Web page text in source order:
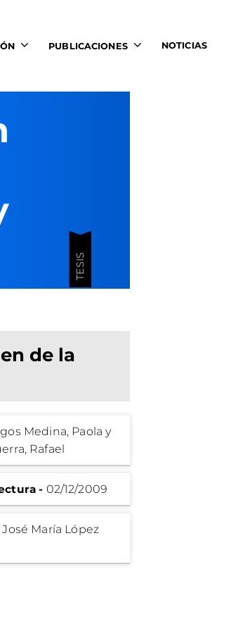
PUBLICACIONES NOTICIAS
TESIS
de la
Medina, Paola y
Rafael
- 02/12/2009
José María López